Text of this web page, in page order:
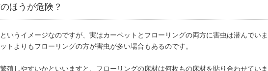
ほうが危険？
いうイメージなのですが、実はカーペットとフローリングの両方に害虫は潜んでいま
トよりもフローリングの方が害虫が多い場合もあるのです。
殖しやすいかといいますと、フローリングの床材は何枚もの床材を貼り合わせていま